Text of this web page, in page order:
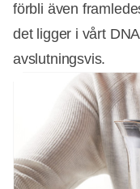
förbli även
det ligger i vårt
avslutningsvis.